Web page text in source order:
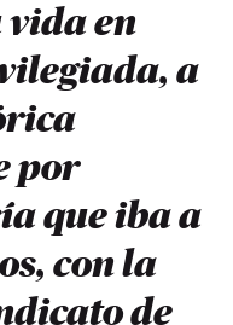
vida en
a
por
que iba a
con la
de